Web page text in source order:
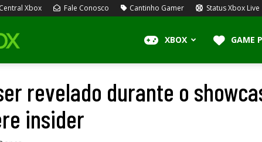
Central Xbox Fale Conosco Cantinho Gamer Status Xbox Live
Xbox
XBOX GAME
revelado durante o
insider